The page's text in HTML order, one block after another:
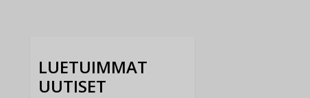
LUETUIMMAT
UUTISET